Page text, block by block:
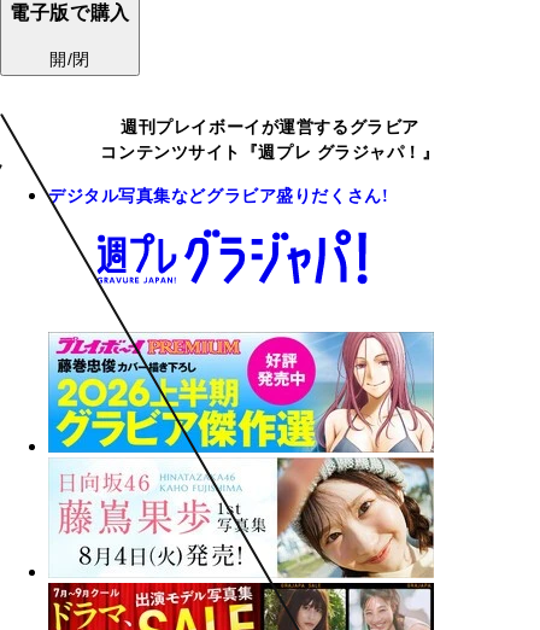
電子版で購入
開/閉
週刊プレイボーイが運営するグラビア
コンテンツサイト『週プレ グラジャパ！』
デジタル写真集などグラビア盛りだくさん!